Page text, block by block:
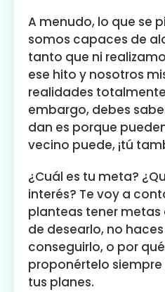
A menudo, lo que se
somos capaces de
tanto que ni
ese hito y nosotros
realidades
embargo, debes
dan es porque
vecino puede, ¡tú
¿Cuál es tu meta?
interés? Te voy a
planteas tener metas
de desearlo, no
conseguirlo, o por
proponértelo
tus planes.